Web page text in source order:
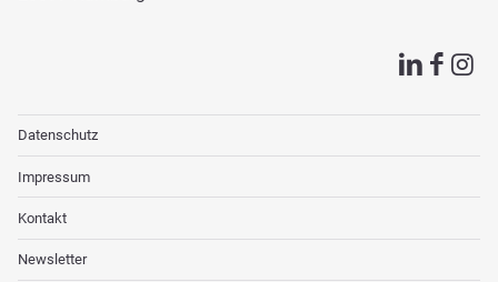
Datenschutz
Impressum
Kontakt
Newsletter